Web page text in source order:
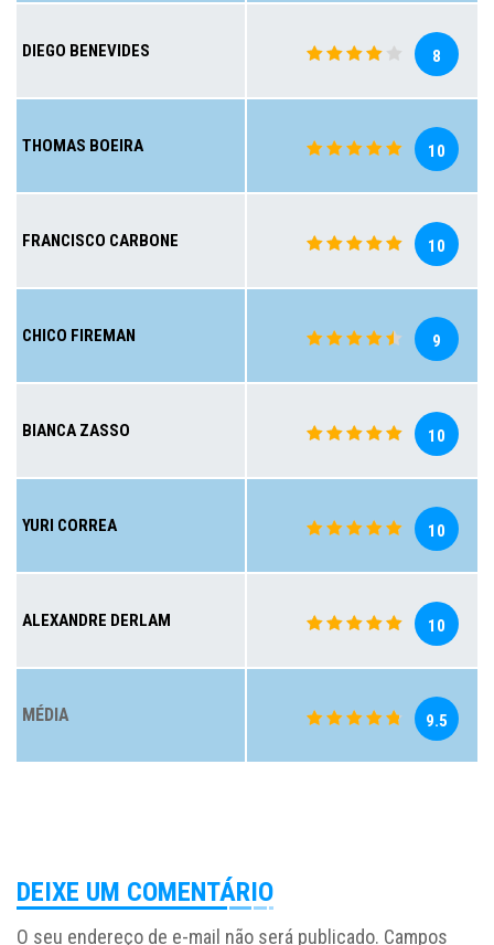
DIEGO BENEVIDES 8
THOMAS BOEIRA 10
FRANCISCO CARBONE 10
CHICO FIREMAN 9
BIANCA ZASSO 10
YURI CORREA 10
ALEXANDRE DERLAM 10
MÉDIA 9.5
DEIXE UM COMENTÁRIO
O seu endereço de e-mail não será publicado. Campos